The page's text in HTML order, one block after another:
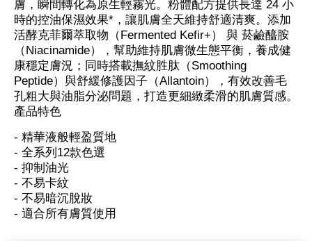
膚，瞬間轉化為原生輕霧光。粉體配方提供長達 24 小
時的控油保濕效果*，讓肌膚全天維持舒適清爽。添加
活酵克菲爾萃取物（Fermented Kefir+） 與 菸鹼醯胺
（Niacinamide），幫助維持肌膚微生態平衡，養成健
康穩定膚況；同時搭載撫紋胜肽（Smoothing
Peptide）與舒緩修護因子（Allantoin），有效改善毛
孔粗大與油脂分泌問題，打造更細緻柔滑的肌膚質感。
產品特色
- 精華液般輕盈質地
- 全系列12款色選
- 抑制油光
- 不易卡紋
- 不易暗沉脫妝
- 適合所有膚質使用